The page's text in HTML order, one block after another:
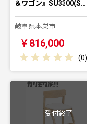
＆ワゴン』SU3300(S…
岐阜県本巣市
￥816,000
(0)
受付終了